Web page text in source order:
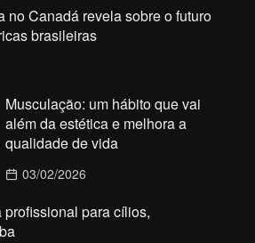
no Canadá revela sobre o futuro
brasileiras
Musculação: um hábito que vai
além da estética e melhora a
qualidade de vida
03/02/2026
profissional para cílios,